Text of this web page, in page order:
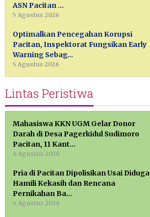
ASN Pacitan …
5 Agustus 2026
Optimalkan Pencegahan Korupsi
Pacitan, Inspektorat Fungsikan Early
Warning Sebag…
5 Agustus 2026
Lintas Peristiwa
Mahasiswa KKN UGM Gelar Donor
Darah di Desa Pagerkidul Sudimoro
Pacitan, 11 Kant…
6 Agustus 2026
Pria di Pacitan Dipolisikan Usai Diduga
Hamili Kekasih dan Rencana
Pernikahan Ba…
4 Agustus 2026